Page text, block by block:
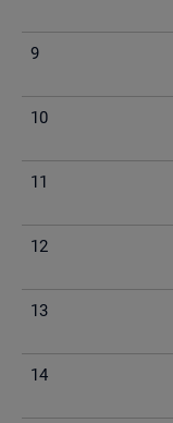
9
10
11
12
13
14